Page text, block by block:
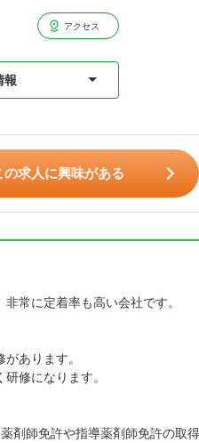
アクセス
報
の求人に興味がある
常に定着率も高い会社です。
あります。
修になります。
剤師免許や指導薬剤師免許の取